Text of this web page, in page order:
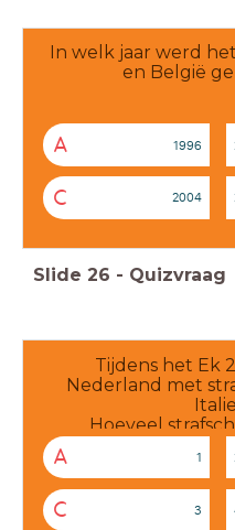
In welk jaar werd
en België
A 1996
C 2004
Slide 26 - Quizvraag
Tijdens het Ek
Nederland met
Hoeveel
A 1
C 3